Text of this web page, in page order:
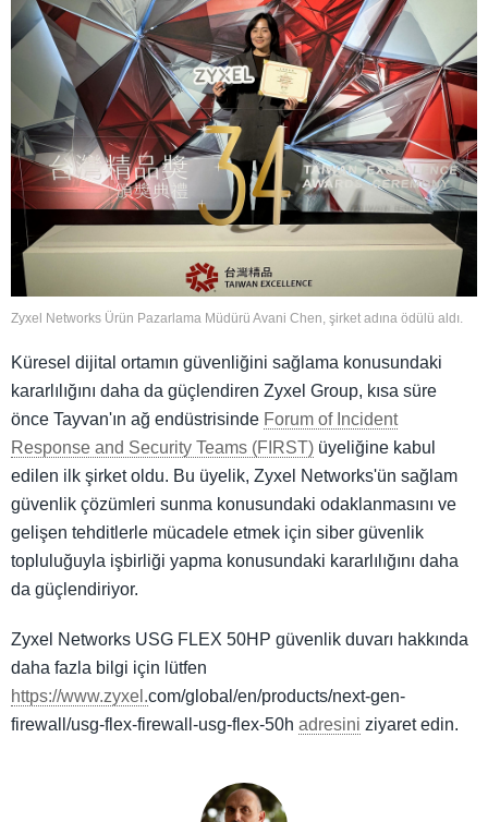
Zyxel Networks Ürün Pazarlama Müdürü Avani Chen, şirket adına ödülü aldı.
Küresel dijital ortamın güvenliğini sağlama konusundaki
kararlılığını daha da güçlendiren Zyxel Group, kısa süre
önce Tayvan'ın ağ endüstrisinde Forum of Incident
Response and Security Teams (FIRST) üyeliğine kabul
edilen ilk şirket oldu. Bu üyelik, Zyxel Networks'ün sağlam
güvenlik çözümleri sunma konusundaki odaklanmasını ve
gelişen tehditlerle mücadele etmek için siber güvenlik
topluluğuyla işbirliği yapma konusundaki kararlılığını daha
da güçlendiriyor.
Zyxel Networks USG FLEX 50HP güvenlik duvarı hakkında
daha fazla bilgi için lütfen
https://www.zyxel.com/global/en/products/next-gen-
firewall/usg-flex-firewall-usg-flex-50h adresini ziyaret edin.